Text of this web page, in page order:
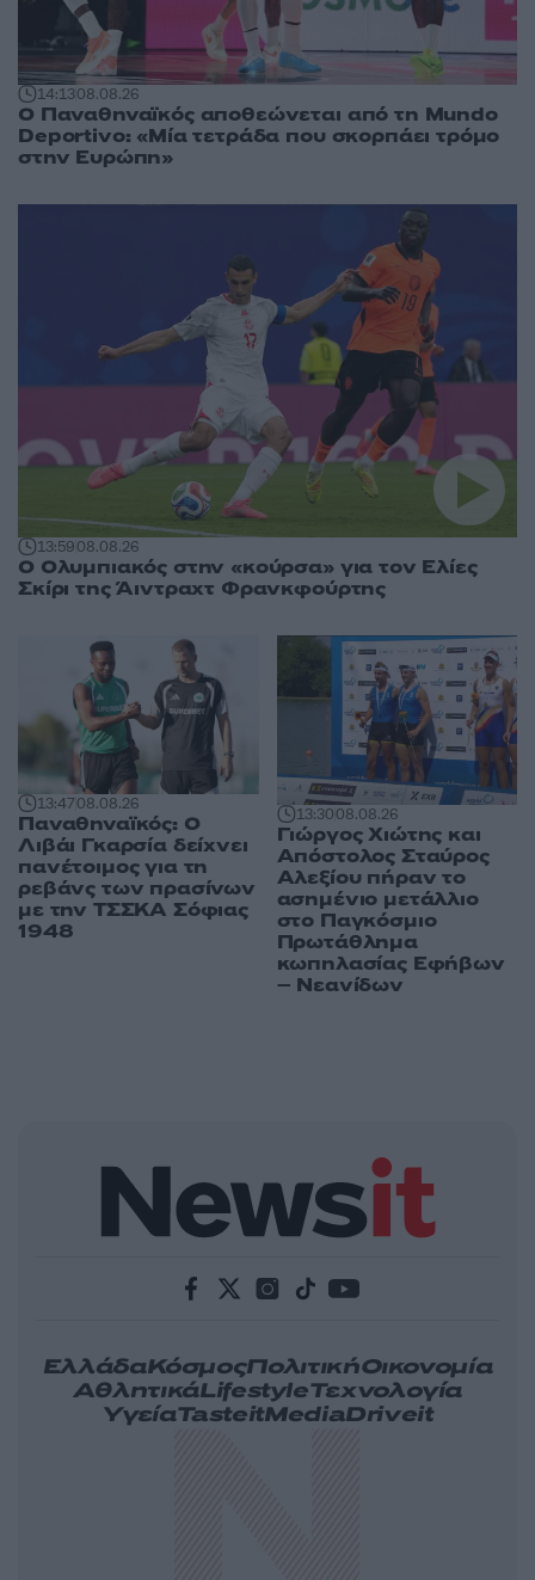
14:1308.08.26
Ο Παναθηναϊκός αποθεώνεται από τη Mundo
Deportivo: «Μία τετράδα που σκορπάει τρόμο
στην Ευρώπη»
13:5908.08.26
Ο Ολυμπιακός στην «κούρσα» για τον Ελίες
Σκίρι της Άιντραχτ Φρανκφούρτης
13:4708.08.26
Παναθηναϊκός: Ο
Λιβάι Γκαρσία δείχνει
πανέτοιμος για τη
ρεβάνς των πρασίνων
με την ΤΣΣΚΑ Σόφιας
1948
13:3008.08.26
Γιώργος Χιώτης και
Απόστολος Σταύρος
Αλεξίου πήραν το
ασημένιο μετάλλιο
στο Παγκόσμιο
Πρωτάθλημα
κωπηλασίας Εφήβων
– Νεανίδων
ΕλλάδαΚόσμοςΠολιτικήΟικονομία
ΑθλητικάLifestyleΤεχνολογία
ΥγείαTasteitMediaDriveit